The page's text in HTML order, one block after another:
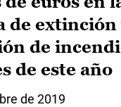
de extinción
de
de este año
de 2019